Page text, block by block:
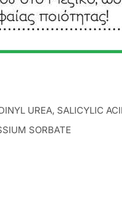
UREA, SALICYLIC
SORBATE